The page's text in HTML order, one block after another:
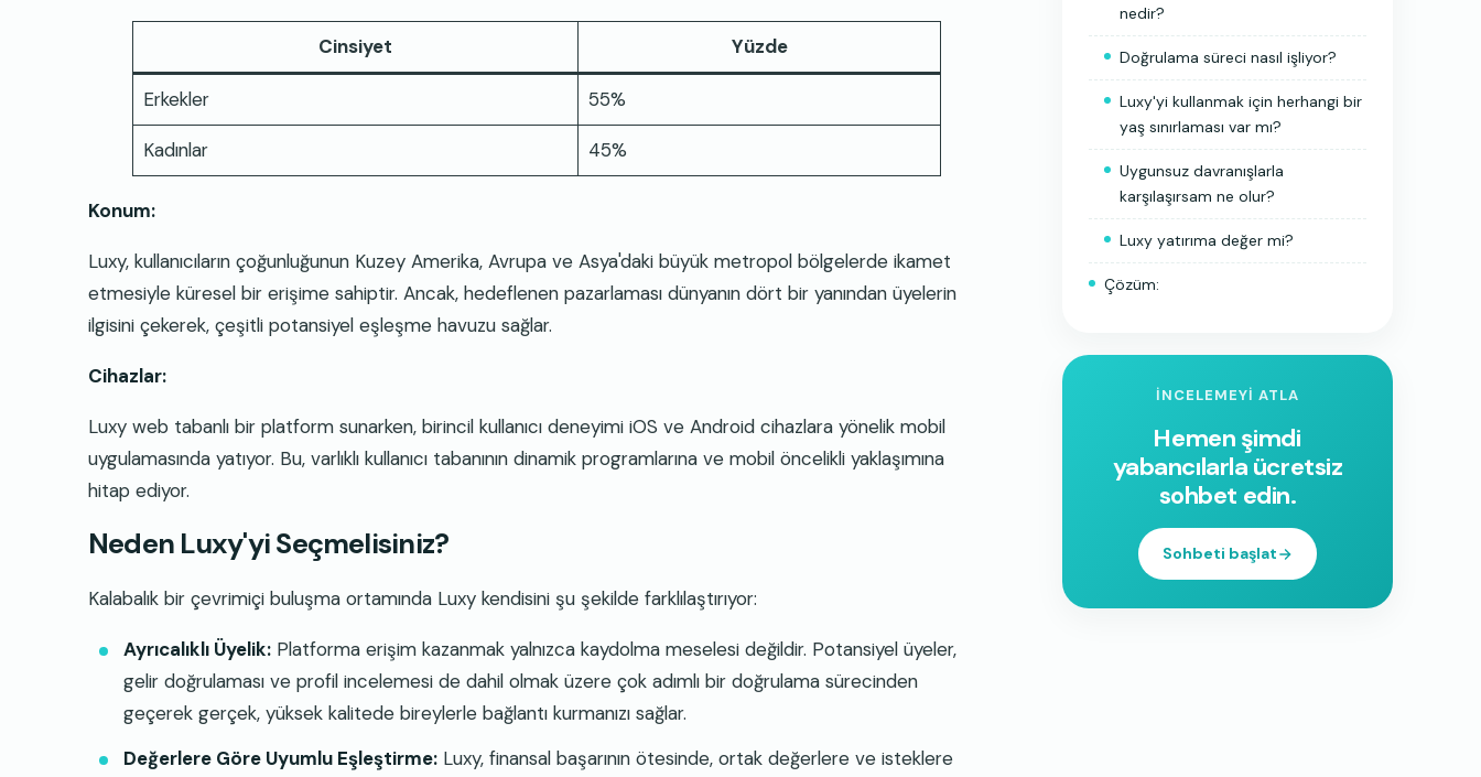
Cinsiyet Yüzde
Erkekler 55%
Kadınlar 45%
Konum:
Luxy, kullanıcıların çoğunluğunun Kuzey Amerika, Avrupa ve Asya'daki büyük metropol bölgelerde ikamet
etmesiyle küresel bir erişime sahiptir. Ancak, hedeflenen pazarlaması dünyanın dört bir yanından üyelerin
ilgisini çekerek, çeşitli potansiyel eşleşme havuzu sağlar.
Cihazlar:
Luxy web tabanlı bir platform sunarken, birincil kullanıcı deneyimi iOS ve Android cihazlara yönelik mobil
uygulamasında yatıyor. Bu, varlıklı kullanıcı tabanının dinamik programlarına ve mobil öncelikli yaklaşımına
hitap ediyor.
Neden Luxy'yi Seçmelisiniz?
Kalabalık bir çevrimiçi buluşma ortamında Luxy kendisini şu şekilde farklılaştırıyor:
Ayrıcalıklı Üyelik: Platforma erişim kazanmak yalnızca kaydolma meselesi değildir. Potansiyel üyeler,
gelir doğrulaması ve profil incelemesi de dahil olmak üzere çok adımlı bir doğrulama sürecinden
geçerek gerçek, yüksek kalitede bireylerle bağlantı kurmanızı sağlar.
Değerlere Göre Uyumlu Eşleştirme: Luxy, finansal başarının ötesinde, ortak değerlere ve isteklere
nedir?
Doğrulama süreci nasıl işliyor?
Luxy'yi kullanmak için herhangi bir
yaş sınırlaması var mı?
Uygunsuz davranışlarla
karşılaşırsam ne olur?
Luxy yatırıma değer mi?
Çözüm:
İNCELEMEYI ATLA
Hemen şimdi
yabancılarla ücretsiz
sohbet edin.
Sohbeti başlat